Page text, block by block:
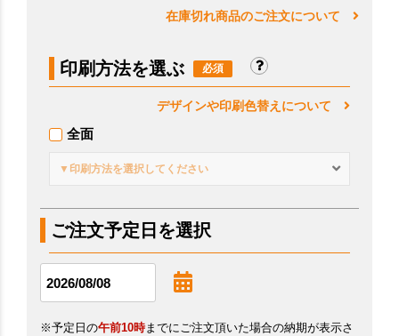
在庫切れ商品のご注文について
印刷方法を選ぶ
デザインや印刷色替えについて
全面
▼印刷方法を選択してください
ご注文予定日を選択
※予定日の午前10時までにご注文頂いた場合の納期が表示さ